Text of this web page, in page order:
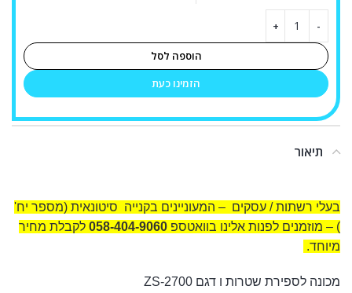
הוספה לסל
הזמינו כעת
תיאור
בעלי רשתות / עסקים – המעוניינים בקנייה סיטונאית (מספר יח'
) – מוזמנים לפנות אלינו בוואטספ 058-404-9060 לקבלת מחיר
מיוחד.
מכונה לספירת שטרות ו דגם ZS-2700